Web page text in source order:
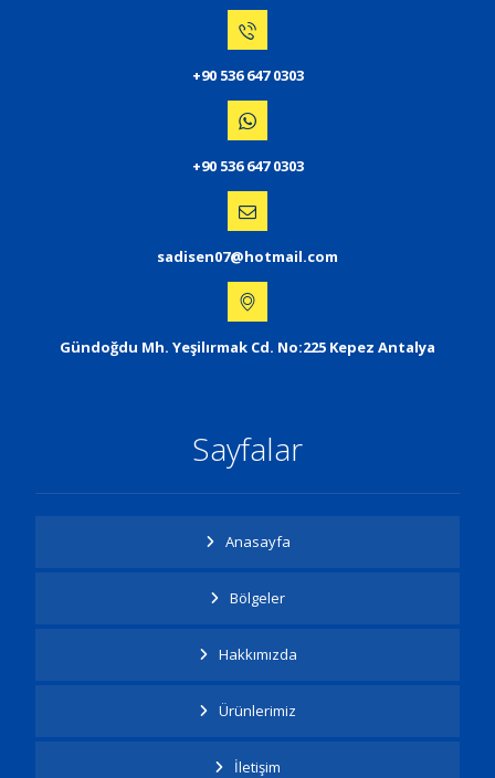
+90 536 647 0303
+90 536 647 0303
sadisen07@hotmail.com
Gündoğdu Mh. Yeşilırmak Cd. No:225 Kepez Antalya
Sayfalar
Anasayfa
Bölgeler
Hakkımızda
Ürünlerimiz
İletişim